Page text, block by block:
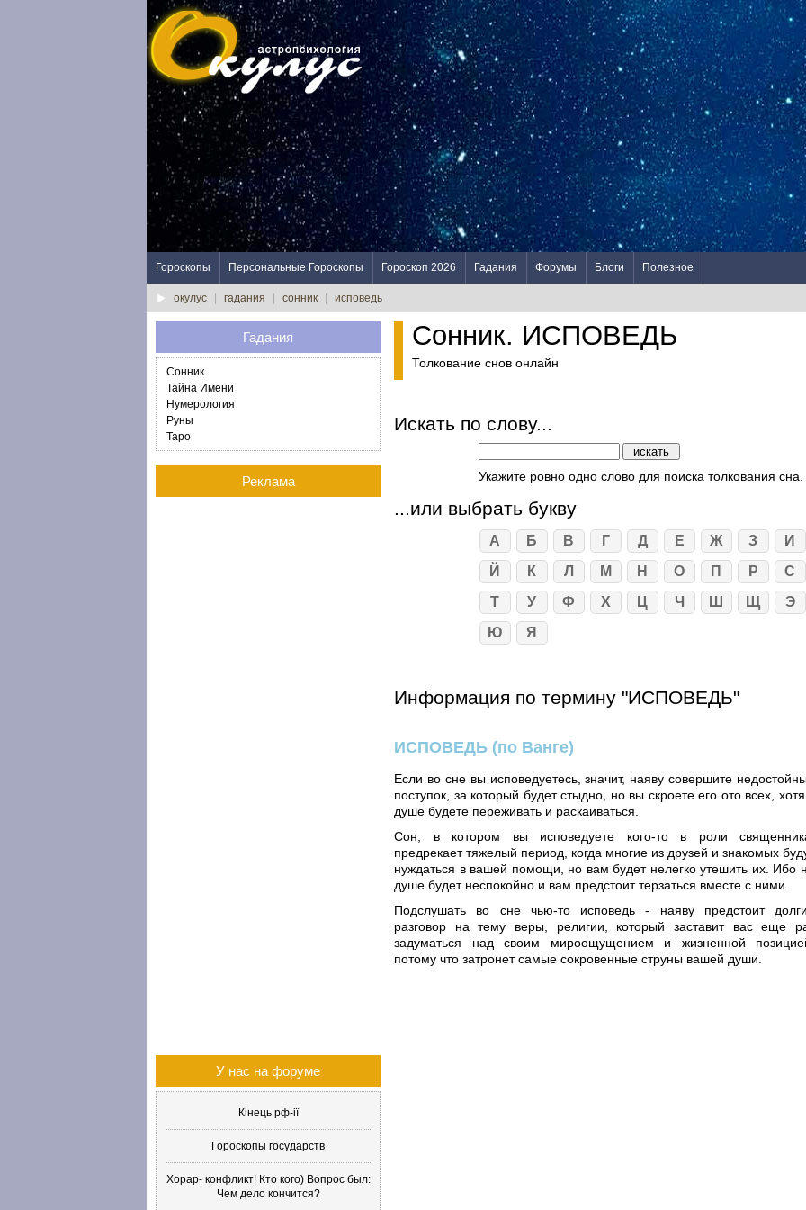
Гороскопы Персональные Гороскопы Гороскоп 2026 Гадания Форумы Блоги Полезное
окулус гадания сонник исповедь
Сонник. ИСПОВЕДЬ
Толкование снов онлайн
Искать по слову...
Укажите ровно одно слово для поиска толкования сна.
...или выбрать букву
А Б В Г Д Е Ж З
И
Й
К Л М Н О П Р
С
Т
У Ф Х Ц Ч Ш Щ
Э
Ю
Я
Информация по термину "ИСПОВЕДЬ"
ИСПОВЕДЬ (по Ванге)
Если во сне вы исповедуетесь, значит, наяву совершите
поступок, за который будет стыдно, но вы скроете его ото всех,
душе будете переживать и раскаиваться.
Сон, в котором вы исповедуете кого-то в роли
предрекает тяжелый период, когда многие из друзей и знакомых
нуждаться в вашей помощи, но вам будет нелегко утешить их. Ибо
душе будет неспокойно и вам предстоит терзаться вместе с ними.
Подслушать во сне чью-то исповедь - наяву предстоит
разговор на тему веры, религии, который заставит вас еще
задуматься над своим мироощущением и жизненной
потому что затронет самые сокровенные струны вашей души.
Гадания
Сонник
Тайна Имени
Нумерология
Руны
Таро
Реклама
У нас на форуме
Кінець рф-ії
Гороскопы государств
Хорар- конфликт! Кто кого) Вопрос был:
Чем дело кончится?